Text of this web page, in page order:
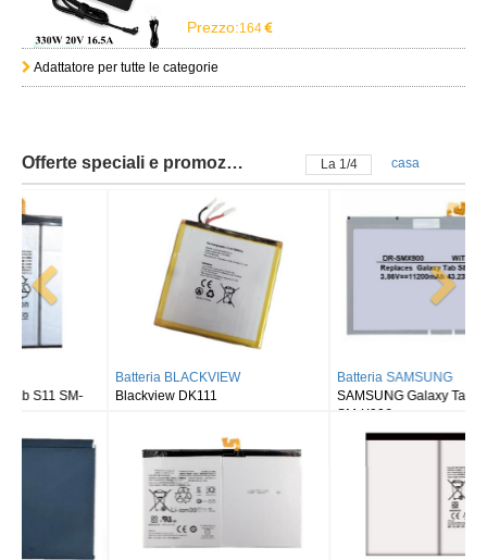
Prezzo:164
Adattatore per tutte le categorie
Offerte speciali e promozioni La 2/4 casa
Batteria BLACKVIEW
Blackview DK111
Batteria SAMSUNG
SAMSUNG Galaxy Tab S8 Ultra